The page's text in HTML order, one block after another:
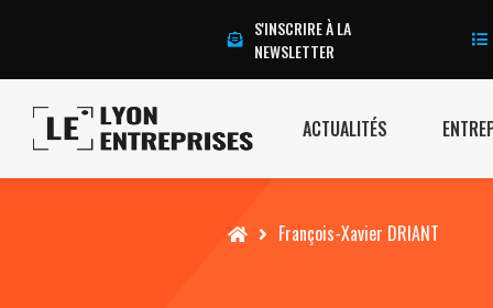
S'INSCRIRE À LA
NEWSLETTER
ACTUALITÉS
Accueil François-Xavier DRIANT